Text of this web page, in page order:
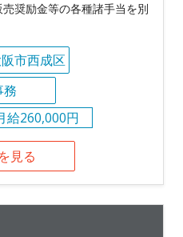
奨励金等の各種諸手当を別
市西成区
務
給260,000円
見る